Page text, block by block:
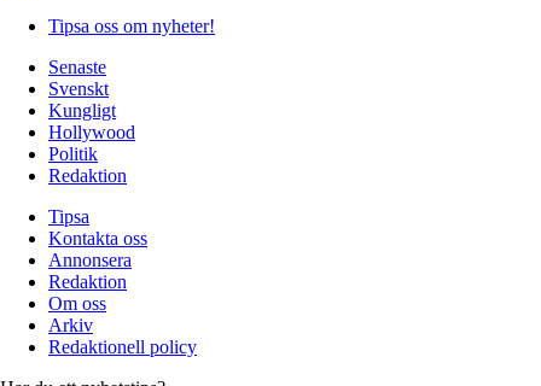
Tipsa oss om nyheter!
Senaste
Svenskt
Kungligt
Hollywood
Politik
Redaktion
Tipsa
Kontakta oss
Annonsera
Redaktion
Om oss
Arkiv
Redaktionell policy